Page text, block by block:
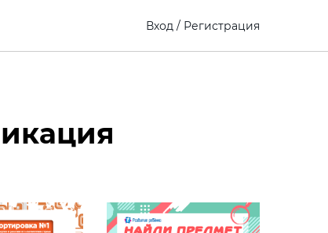
Вход / Регистрация